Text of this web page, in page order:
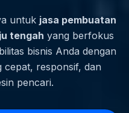
untuk jasa pembuatan
tengah yang berfokus
bisnis Anda dengan
cepat, responsif, dan
pencari.